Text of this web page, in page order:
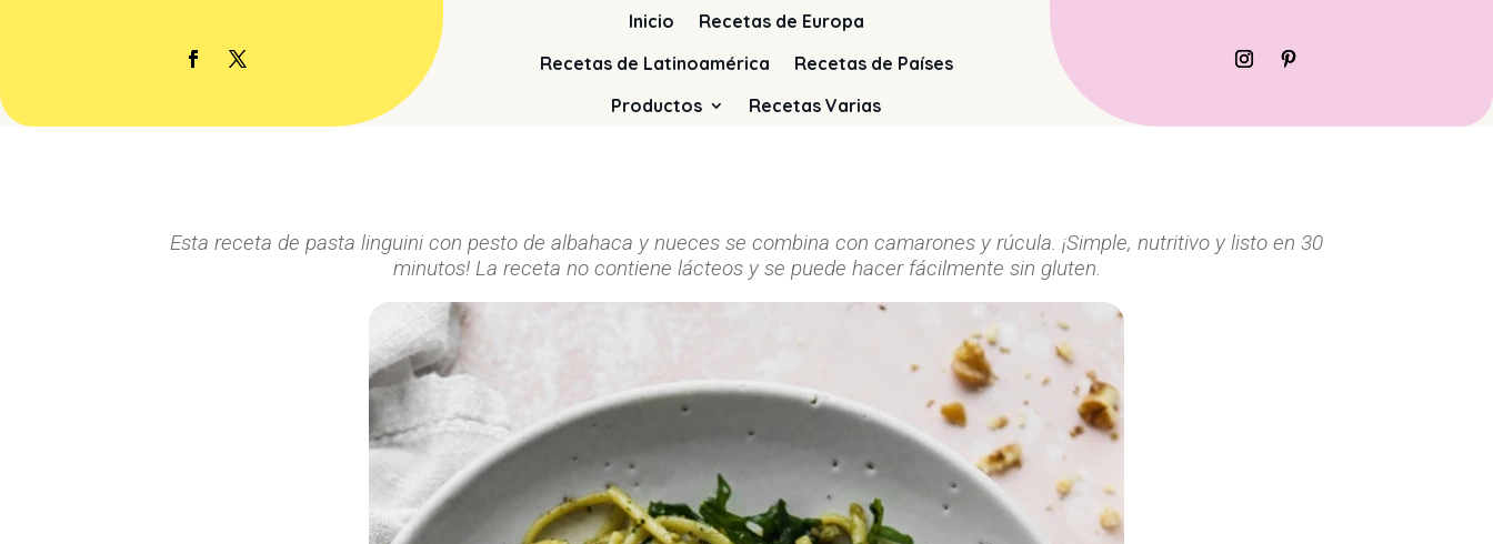
Inicio
Recetas de Europa
Recetas de Latinoamérica
Recetas de Países
Productos
Recetas Varias
Esta receta de pasta linguini con pesto de albahaca y nueces se combina con camarones y rúcula. ¡Simple, nutritivo y listo en 30
minutos! La receta no contiene lácteos y se puede hacer fácilmente sin gluten.